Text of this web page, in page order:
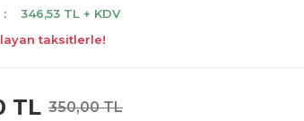
346,53 TL + KDV
taksitlerle!
TL 350,00 TL